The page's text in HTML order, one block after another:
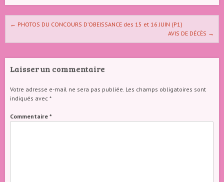
Naviguer dans les articles
← PHOTOS DU CONCOURS D’OBEISSANCE des 15 et 16 JUIN (P1)
AVIS DE DÉCÈS →
Laisser un commentaire
Votre adresse e-mail ne sera pas publiée. Les champs obligatoires sont
indiqués avec *
Commentaire *